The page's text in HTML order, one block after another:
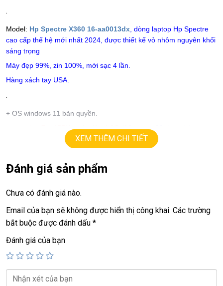
.
Model: Hp Spectre X360 16-aa0013dx, dòng laptop Hp Spectre
cao cấp thế hệ mới nhất 2024, được thiết kế vỏ nhôm nguyên khối
sáng trọng
Máy đẹp 99%, zin 100%, mới sạc 4 lần.
Hàng xách tay USA.
.
+ OS windows 11 bản quyền.
, turbo lên4.9G(16 cores, 22 theards).
+ lcd16in ,2.5K+(2560 X 1600),
+ vgaintel Arc Graphics
+ webcam, usb 3.0, usb type C, HDMI.
+ Finger ID, Face ID.
+ Âm thanhB&o.
+ pin mới sạc 4 lần, 8h – 10h
XEM THÊM CHI TIẾT
Đánh giá sản phẩm
Chưa có đánh giá nào.
Email của bạn sẽ không được hiển thị công khai. Các trường
bắt buộc được đánh dấu *
Đánh giá của bạn